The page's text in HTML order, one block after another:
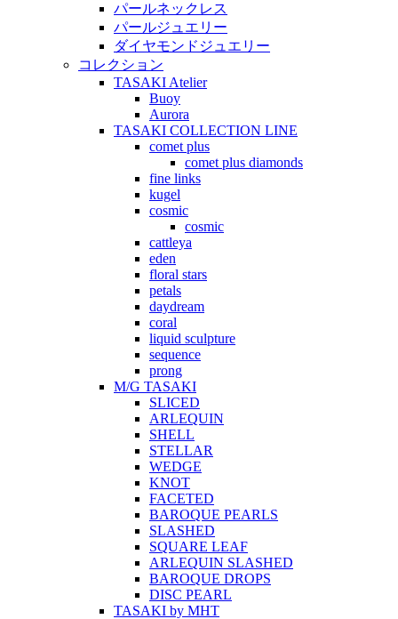
パールネックレス
パールジュエリー
ダイヤモンドジュエリー
コレクション
TASAKI Atelier
Buoy
Aurora
TASAKI COLLECTION LINE
comet plus
comet plus diamonds
fine links
kugel
cosmic
cosmic
cattleya
eden
floral stars
petals
daydream
coral
liquid sculpture
sequence
prong
M/G TASAKI
SLICED
ARLEQUIN
SHELL
STELLAR
WEDGE
KNOT
FACETED
BAROQUE PEARLS
SLASHED
SQUARE LEAF
ARLEQUIN SLASHED
BAROQUE DROPS
DISC PEARL
TASAKI by MHT